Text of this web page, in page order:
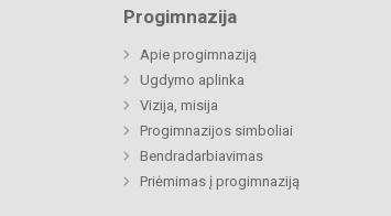
Progimnazija
Apie progimnaziją
Ugdymo aplinka
Vizija, misija
Progimnazijos simboliai
Bendradarbiavimas
Priėmimas į progimnaziją